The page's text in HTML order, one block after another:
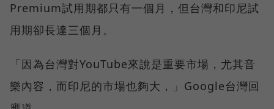
Premium試用期都只有一個月，但台灣和印尼試
用期卻長達三個月。
「因為台灣對YouTube來說是重要市場，尤其音
樂內容，而印尼的市場也夠大，」Google台灣回